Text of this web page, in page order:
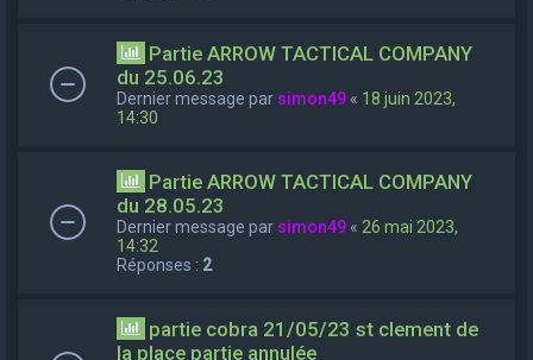
Partie ARROW TACTICAL COMPANY
du 25.06.23
Dernier message par simon49 « 18 juin 2023,
14:30
Partie ARROW TACTICAL COMPANY
du 28.05.23
Dernier message par simon49 « 26 mai 2023,
14:32
Réponses : 2
partie cobra 21/05/23 st clement de
la place partie annulée